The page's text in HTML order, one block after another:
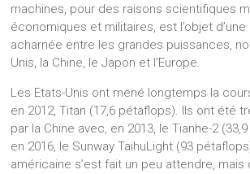
machines, pour des raisons scientifiques
économiques et militaires, est l’objet
acharnée entre les grandes puissances,
Unis, la Chine, le Japon et l’Europe.
Les Etats-Unis ont mené longtemps la
en 2012, Titan (17,6 pétaflops). Ils ont été
par la Chine avec, en 2013, le Tianhe-2
en 2016, le Sunway TaihuLight (93
américaine s’est fait un peu attendre, mais